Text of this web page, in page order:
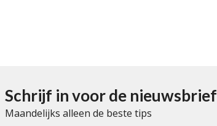
Schrijf in voor de nieuwsbrief
Maandelijks alleen de beste tips